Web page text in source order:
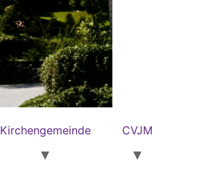
Kirchengemeinde CVJM